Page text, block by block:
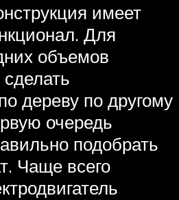
имеет
Для
объемов
дереву по другому
очередь
подобрать
Чаще всего